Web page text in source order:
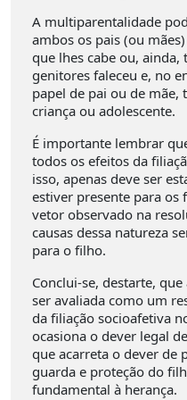
A multiparentalidade
ambos os pais (ou
que lhes cabe ou,
genitores faleceu e, no
papel de pai ou de mãe,
criança ou adolescente.
É importante lembrar
todos os efeitos da
isso, apenas deve ser
estiver presente para
vetor observado na
causas dessa natureza
para o filho.
Conclui-se, destarte,
ser avaliada como um
da filiação socioafetiva
ocasiona o dever legal
que acarreta o dever de
guarda e proteção do
fundamental à herança.